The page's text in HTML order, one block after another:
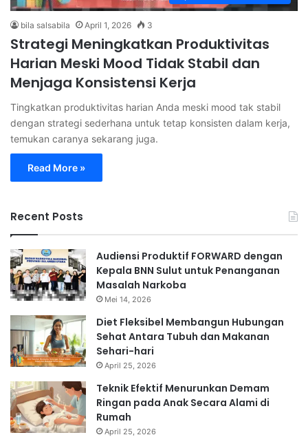
bila salsabila April 1, 2026 3
Strategi Meningkatkan Produktivitas
Harian Meski Mood Tidak Stabil dan
Menjaga Konsistensi Kerja
Tingkatkan produktivitas harian Anda meski mood tak stabil
dengan strategi sederhana untuk tetap konsisten dalam kerja,
temukan caranya sekarang juga.
Read More »
Recent Posts
Audiensi Produktif FORWARD dengan
Kepala BNN Sulut untuk Penanganan
Masalah Narkoba
Mei 14, 2026
Diet Fleksibel Membangun Hubungan
Sehat Antara Tubuh dan Makanan
Sehari-hari
April 25, 2026
Teknik Efektif Menurunkan Demam
Ringan pada Anak Secara Alami di
Rumah
April 25, 2026